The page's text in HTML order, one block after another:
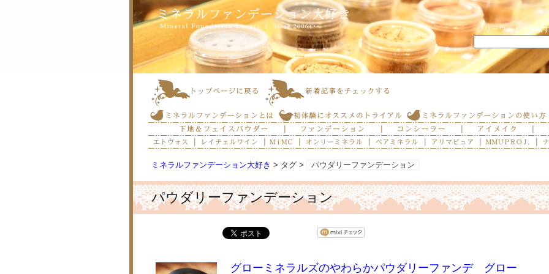
フリーワードで検索
ミネラルファンデーション大好き > タグ > パウダリーファンデーション
パウダリーファンデーション
グローミネラルズのやわらかパウダリーファンデ グロー